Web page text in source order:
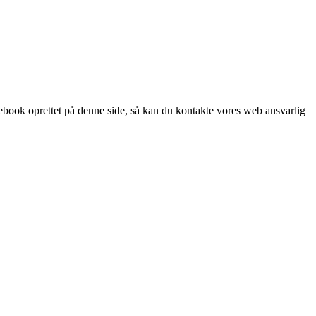
oprettet på denne side, så kan du kontakte vores web ansvarlig